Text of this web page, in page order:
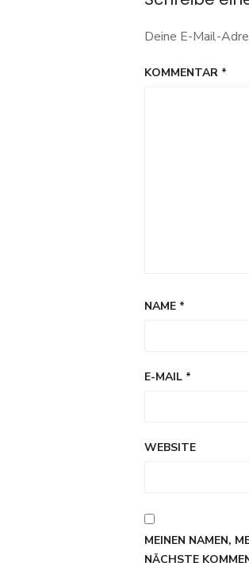
Deine E-Mail-
KOMMENTAR *
NAME *
E-MAIL *
WEBSITE
MEINEN NAMEN,
NÄCHSTE